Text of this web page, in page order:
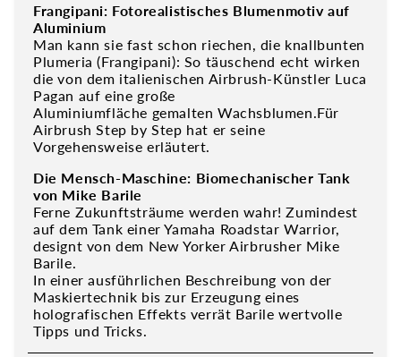
Frangipani: Fotorealistisches Blumenmotiv auf
Aluminium
Man kann sie fast schon riechen, die knallbunten
Plumeria (Frangipani): So täuschend echt wirken
die von dem italienischen Airbrush-Künstler Luca
Pagan auf eine große
Aluminiumfläche gemalten Wachsblumen.Für
Airbrush Step by Step hat er seine
Vorgehensweise erläutert.
Die Mensch-Maschine: Biomechanischer Tank
von Mike Barile
Ferne Zukunftsträume werden wahr! Zumindest
auf dem Tank einer Yamaha Roadstar Warrior,
designt von dem New Yorker Airbrusher Mike
Barile.
In einer ausführlichen Beschreibung von der
Maskiertechnik bis zur Erzeugung eines
holografischen Effekts verrät Barile wertvolle
Tipps und Tricks.